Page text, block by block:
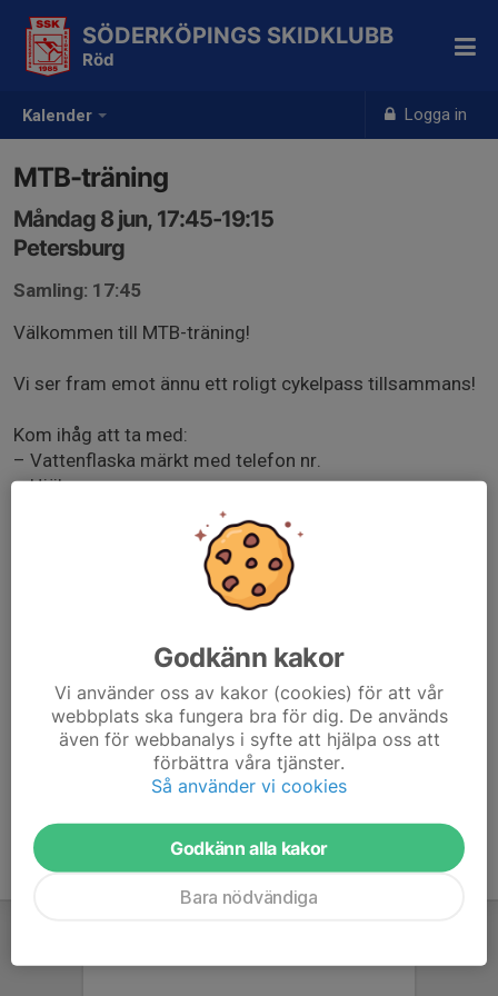
Kalender Logga in
SÖDERKÖPINGS SKIDKLUBB
Röd
MTB-träning
Måndag 8 jun, 17:45-19:15
Petersburg
Samling: 17:45
Välkommen till MTB-träning!
Vi ser fram emot ännu ett roligt cykelpass tillsammans!
Kom ihåg att ta med:
– Vattenflaska märkt med telefon nr.
– Hjälm
Vi samlas kl. 17.50 för närvarokoll och gruppindelning,
beroende på hur många cyklister och ledare som deltar.
Meddela gärna senast kl. 16.00 samma dag om du
kommer eller inte, så att vi kan planera grupperna på
bästa sätt.
Godkänn kakor
Vi använder oss av kakor (cookies) för att vår
webbplats ska fungera bra för dig. De används
även för webbanalys i syfte att hjälpa oss att
förbättra våra tjänster.
Så använder vi cookies
Godkänn alla kakor
Bara nödvändiga